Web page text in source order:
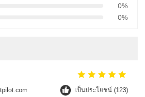
0%
0%
เป็นประโยชน์ (123)